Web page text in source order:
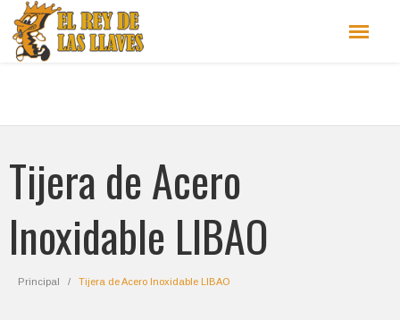
Tijera de Acero
Inoxidable LIBAO
Principal Tijera de Acero Inoxidable LIBAO